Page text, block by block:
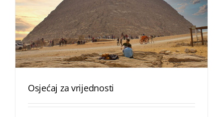
Osjećaj za vrijednosti